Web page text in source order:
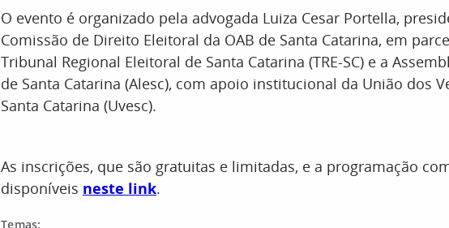
O evento é organizado pela advogada Luiza Cesar Portella,
Comissão de Direito Eleitoral da OAB de Santa Catarina, em
Tribunal Regional Eleitoral de Santa Catarina (TRE-SC) e a
de Santa Catarina (Alesc), com apoio institucional da União dos
Santa Catarina (Uvesc).
As inscrições, que são gratuitas e limitadas, e a programação
disponíveis neste link.
Temas: